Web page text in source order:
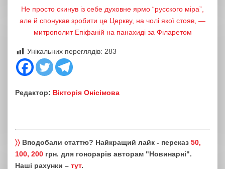
Не просто скинув із себе духовне ярмо “русского міра”,
але й спонукав зробити це Церкву, на чолі якої стояв, —
митрополит Епіфаній на панахиді за Філаретом
Унікальних переглядів: 283
Редактор: Вікторія Онісімова
〉〉 Вподобали статтю? Найкращий лайк - переказ 50,
100, 200 грн. для гонорарів авторам "Новинарні".
Наші рахунки – тут.